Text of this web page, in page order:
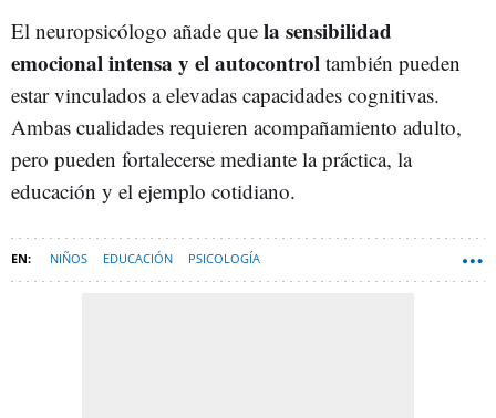
El neuropsicólogo añade que la sensibilidad
emocional intensa y el autocontrol también pueden
estar vinculados a elevadas capacidades cognitivas.
Ambas cualidades requieren acompañamiento adulto,
pero pueden fortalecerse mediante la práctica, la
educación y el ejemplo cotidiano.
NIÑOS EDUCACIÓN PSICOLOGÍA